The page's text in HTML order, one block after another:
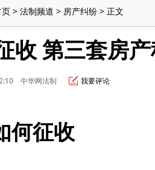
> 法制频道 > 房产纠纷 > 正文
收 第三套房
中华网法制 我要评论
征收